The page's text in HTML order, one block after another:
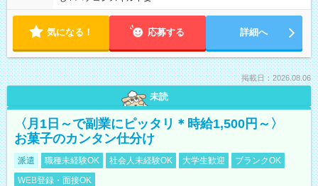
気になる！ 応募する 詳細へ
掲載日：2026.08.06
未読
〈月1日～で副業にピッタリ＊時給1,500円～〉
お菓子のカンタン仕分け
派遣 職種未経験OK 社会人未経験OK 大学生歓迎
ブランクOK
WEB登録・面接OK